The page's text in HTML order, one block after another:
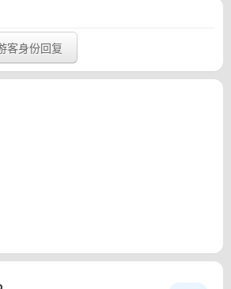
客身份回复